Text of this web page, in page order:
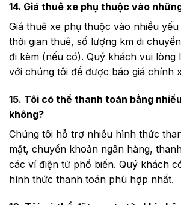
14. Giá thuê xe phụ thuộc vào
Giá thuê xe phụ thuộc vào nhiều
thời gian thuê, số lượng km di
đi kèm (nếu có). Quý khách vui lòng
với chúng tôi để được báo giá chính
15. Tôi có thể thanh toán bằng
không?
Chúng tôi hỗ trợ nhiều hình thức
mặt, chuyển khoản ngân hàng,
các ví điện tử phổ biến. Quý khách
hình thức thanh toán phù hợp nhất.